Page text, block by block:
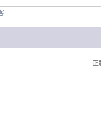
正